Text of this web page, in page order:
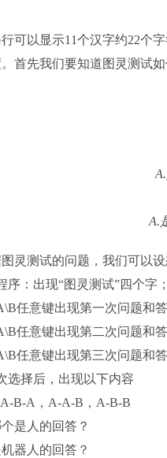
可以显示11个汉字约22个
首先我们要知道图灵测试如
A.
灵测试的问题，我们可以设
序：出现“图灵测试”四个字；
任意键出现第一次问题和答
任意键出现第二次问题和答
任意键出现第三次问题和答
选择后，出现以下内容
B-A，A-A-B，A-B-B
是人的回答？
器人的回答？